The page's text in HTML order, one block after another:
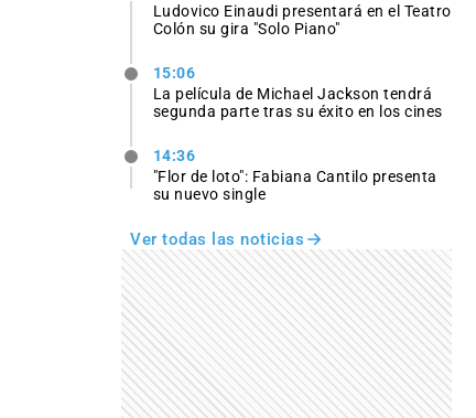
Ludovico Einaudi presentará en el Teatro
Colón su gira "Solo Piano"
15:06
La película de Michael Jackson tendrá
segunda parte tras su éxito en los cines
14:36
"Flor de loto": Fabiana Cantilo presenta
su nuevo single
Ver todas las noticias